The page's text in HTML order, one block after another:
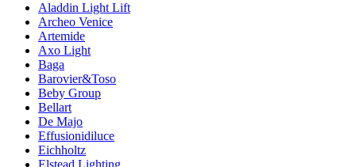
Aladdin Light Lift
Archeo Venice
Artemide
Axo Light
Baga
Barovier&Toso
Beby Group
Bellart
De Majo
Effusionidiluce
Eichholtz
Elstead Lighting